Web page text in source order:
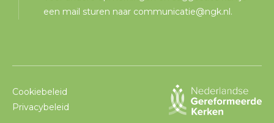
een mail sturen naar communicatie@ngk.nl.
Cookiebeleid
Privacybeleid